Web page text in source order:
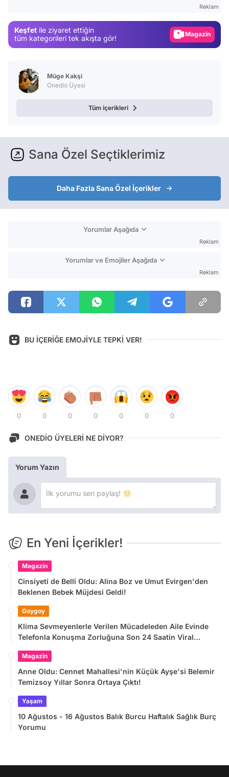
Reklam
Keşfet ile ziyaret ettiğin
tüm kategorileri tek akışta gör!
Magazin
Müge Kakşi
Onedio Üyesi
Tüm içerikleri
Sana Özel Seçtiklerimiz
Daha Fazla Sana Özel İçerikler
Yorumlar Aşağıda
Reklam
Yorumlar ve Emojiler Aşağıda
Reklam
BU İÇERİĞE EMOJİYLE TEPKİ VER!
0 0 0 0 0 0 0
ONEDİO ÜYELERİ NE DİYOR?
Yorum Yazın
En Yeni İçerikler!
Magazin
Cinsiyeti de Belli Oldu: Alina Boz ve Umut Evirgen'den
Beklenen Bebek Müjdesi Geldi!
Goygoy
Klima Sevmeyenlerle Verilen Mücadeleden Aile Evinde
Telefonla Konuşma Zorluğuna Son 24 Saatin Viral
Magazin
Anne Oldu: Cennet Mahallesi'nin Küçük Ayşe'si Belemir
Temizsoy Yıllar Sonra Ortaya Çıktı!
Yaşam
10 Ağustos - 16 Ağustos Balık Burcu Haftalık Sağlık Burç
Yorumu